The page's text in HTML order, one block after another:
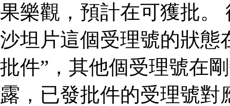
果樂觀，預計在可獲批。
沙坦片這個受理號的狀態
批件”，其他個受理號在
露，已發批件的受理號對